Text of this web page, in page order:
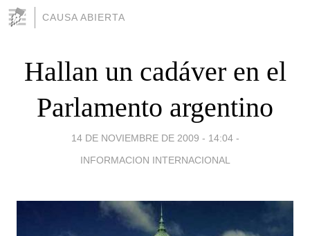
CAUSA ABIERTA
Hallan un cadáver en el
Parlamento argentino
14 DE NOVIEMBRE DE 2009 - 14:04 -
INFORMACION INTERNACIONAL